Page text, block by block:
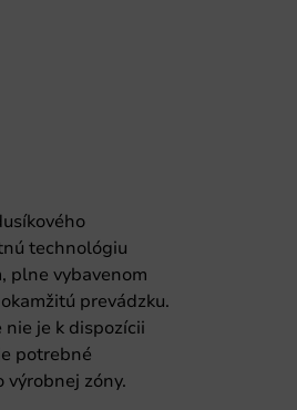
technológiu
plne vybavenom
prevádzku.
je k dispozícii
potrebné
zóny.